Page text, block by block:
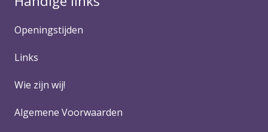
Openingstijden
Links
Wie zijn wij!
Algemene Voorwaarden